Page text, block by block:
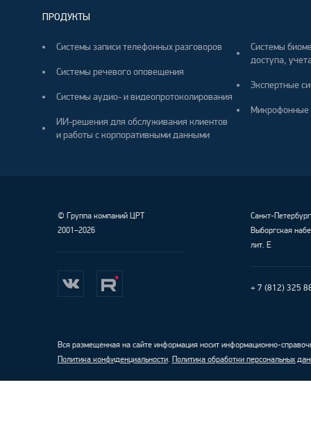
ПРОДУКТЫ
Системы записи телефонных разговоров
Системы речевого оповещения
Системы аудио- и видеопротоколирования
ИИ-решения для обслуживания клиентов
и работы с корпоративными данными
Системы
доступа,
Экспертные
Микрофонные
© Группа компаний ЦРТ
2001–2026
Санкт-Петербург
Выборгская
лит. Е
+ 7 (812) 325
Вся размещенная на сайте информация носит информационно-
Политика конфиденциальности. Политика обработки персональных